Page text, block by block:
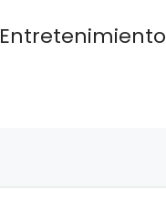
Entretenimiento